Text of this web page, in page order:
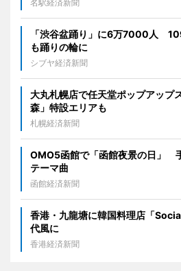
名駅経済新聞
「渋谷盆踊り」に6万7000人
も踊りの輪に
シブヤ経済新聞
大丸札幌店で任天堂ポップアッ
森」特設エリアも
札幌経済新聞
OMO5函館で「函館夜景の日」
テーマ曲
函館経済新聞
香港・九龍塘に韓国料理店「
代風に
香港経済新聞